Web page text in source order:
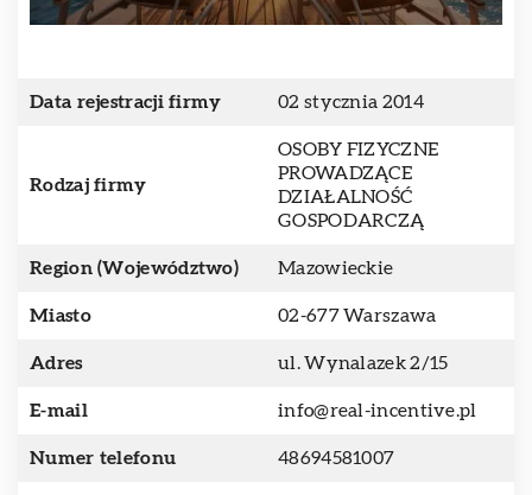
Data rejestracji firmy 02 stycznia 2014
Rodzaj firmy
OSOBY FIZYCZNE
PROWADZĄCE
DZIAŁALNOŚĆ
GOSPODARCZĄ
Region (Województwo) Mazowieckie
Miasto 02-677 Warszawa
Adres ul. Wynalazek 2/15
E-mail info@real-incentive.pl
Numer telefonu 48694581007